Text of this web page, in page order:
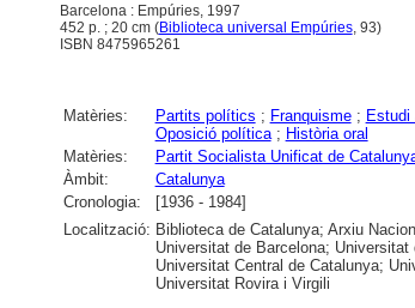
Barcelona : Empúries, 1997
452 p. ; 20 cm (Biblioteca universal Empúries, 93)
ISBN 8475965261
Matèries: Partits polítics ; Franquisme; Estudi
Oposició política; Història oral
Matèries:
Partit Socialista Unificat de
Àmbit:
Catalunya
Cronologia:
[1936 - 1984]
Localització: Biblioteca de Catalunya; Arxiu
Universitat de Barcelona;
Universitat Central de Catalunya;
Universitat Rovira i Virgili